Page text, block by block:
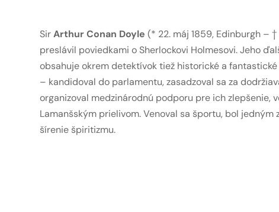
SirArthur Conan Doyle (* 22. máj 1859, Edinburgh –
preslávil poviedkami o Sherlockovi Holmesovi. Jeho
obsahuje okrem detektívok tiež historické a
– kandidoval do parlamentu, zasadzoval sa za
organizoval medzinárodnú podporu pre ich zlepšenie,
Lamanšským prielivom. Venoval sa športu, bol
šírenie špiritizmu.